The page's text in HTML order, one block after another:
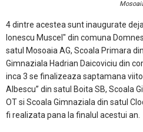
4 dintre acestea sunt inaugurate
Ionescu Muscel" din comuna
satul Mosoaia AG, Scoala Primara
Gimnaziala Hadrian Daicoviciu din
inca 3 se finalizeaza saptamana
Albescu” din satul Boita SB, Scoala
OT si Scoala Gimnaziala din satul
fi realizata pana la finalul acestui an.